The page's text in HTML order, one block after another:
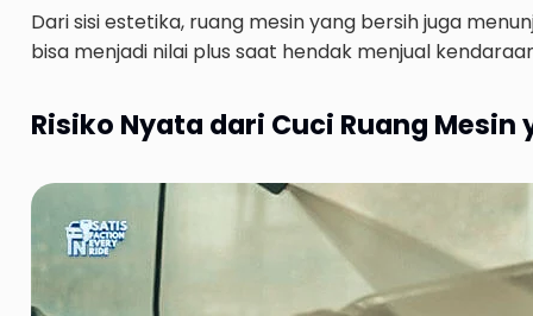
Dari sisi estetika, ruang mesin yang bersih juga
bisa menjadi nilai plus saat hendak menjual
Risiko Nyata dari Cuci Ruang Mesin